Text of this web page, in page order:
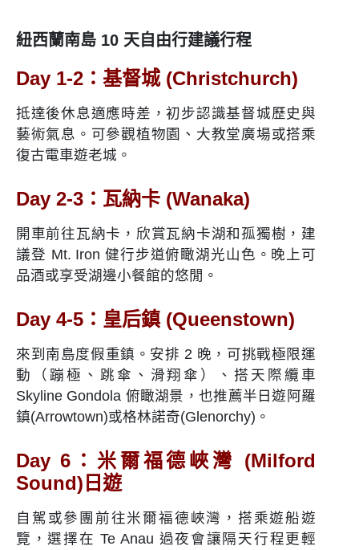
紐西蘭南島 10 天自由行建議行程
Day 1-2：基督城 (Christchurch)
抵達後休息適應時差，初步認識基督城歷史與
藝術氣息。可參觀植物園、大教堂廣場或搭乘
復古電車遊老城。
Day 2-3：瓦納卡 (Wanaka)
開車前往瓦納卡，欣賞瓦納卡湖和孤獨樹，建
議登 Mt. Iron 健行步道俯瞰湖光山色。晚上可
品酒或享受湖邊小餐館的悠閒。
Day 4-5：皇后鎮 (Queenstown)
來到南島度假重鎮。安排 2 晚，可挑戰極限運
動（蹦極、跳傘、滑翔傘）、搭天際纜車
Skyline Gondola 俯瞰湖景，也推薦半日遊阿羅
鎮(Arrowtown)或格林諾奇(Glenorchy)。
Day 6：米爾福德峽灣 (Milford
Sound)日遊
自駕或參團前往米爾福德峽灣，搭乘遊船遊
覽，選擇在 Te Anau 過夜會讓隔天行程更輕